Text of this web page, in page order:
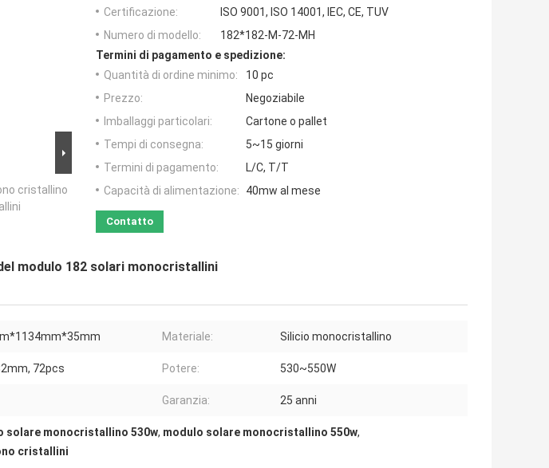
cristallino
Certificazione:
ISO 9001, ISO 14001, IEC, CE, TUV
Numero di modello:
182*182-M-72-MH
Termini di pagamento e spedizione:
Quantità di ordine minimo:
10 pc
Prezzo:
Negoziabile
Imballaggi particolari:
Cartone o pallet
Tempi di consegna:
5~15 giorni
Termini di pagamento:
L/C, T/T
Capacità di alimentazione:
40mw al mese
Contatto
modulo 182 solari monocristallini
Materiale: Silicio monocristallino
72pcs Potere: 530~550W
Garanzia: 25 anni
solare monocristallino 530w, modulo solare monocristallino 550w,
cristallini